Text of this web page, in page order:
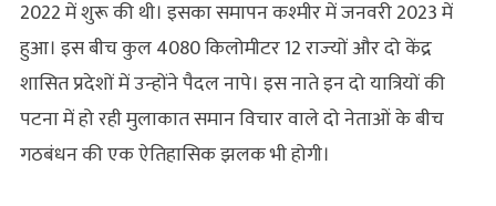
2022 में शुरू की थी। इसका समापन कश्‍मीर में जनवरी 2023 में
हुआ। इस बीच कुल 4080 किलोमीटर 12 राज्‍यों और दो केंद्र
शासित प्रदेशों में उन्‍होंने पैदल नापे। इस नाते इन दो यात्रियों की
पटना में हो रही मुलाकात समान विचार वाले दो नेताओं के बीच
गठबंधन की एक ऐतिहासिक झलक भी होगी।